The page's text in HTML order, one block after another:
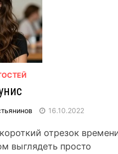
16.10.2022
отрезок
выглядеть просто